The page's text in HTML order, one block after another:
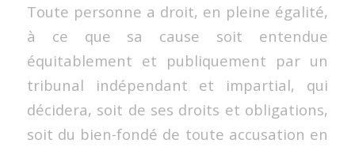
Toute personne a droit, en pleine égalité,
à ce que sa cause soit entendue
équitablement et publiquement par un
tribunal indépendant et impartial, qui
décidera, soit de ses droits et obligations,
soit du bien-fondé de toute accusation en